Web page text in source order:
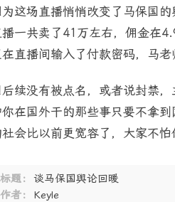
这场直播悄悄改变了马保国的
一共卖了41万左右，佣金在
直播间输入了付款密码，马
续没有被点名，或者说封禁
在国外干的那些事只要不拿
会比以前更宽容了，大家不
题：
谈马保国舆论回暖
者：
Keyle